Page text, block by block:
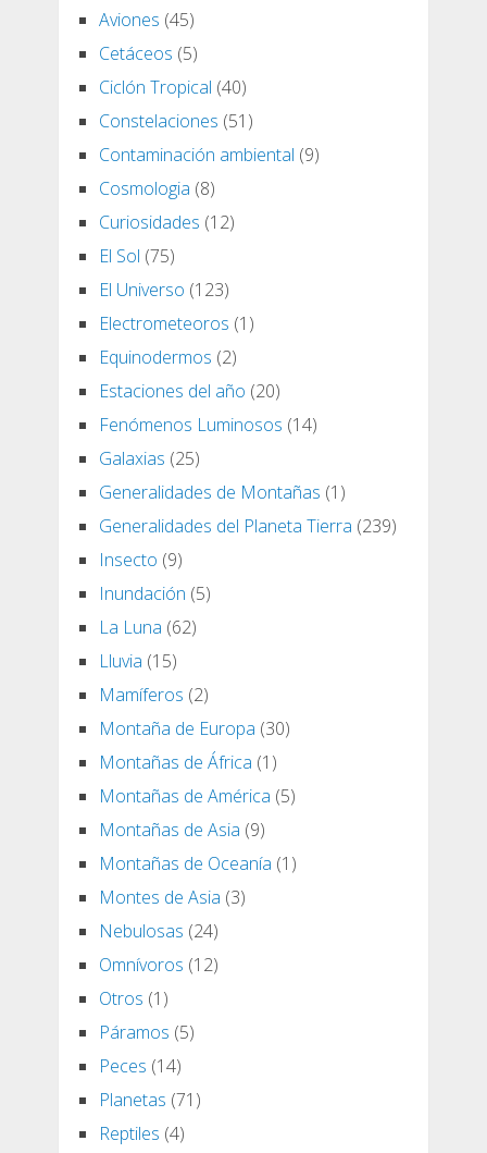
Aviones (45)
Cetáceos (5)
Ciclón Tropical (40)
Constelaciones (51)
Contaminación ambiental (9)
Cosmologia (8)
Curiosidades (12)
El Sol (75)
El Universo (123)
Electrometeoros (1)
Equinodermos (2)
Estaciones del año (20)
Fenómenos Luminosos (14)
Galaxias (25)
Generalidades de Montañas (1)
Generalidades del Planeta Tierra (239)
Insecto (9)
Inundación (5)
La Luna (62)
Lluvia (15)
Mamíferos (2)
Montaña de Europa (30)
Montañas de África (1)
Montañas de América (5)
Montañas de Asia (9)
Montañas de Oceanía (1)
Montes de Asia (3)
Nebulosas (24)
Omnívoros (12)
Otros (1)
Páramos (5)
Peces (14)
Planetas (71)
Reptiles (4)